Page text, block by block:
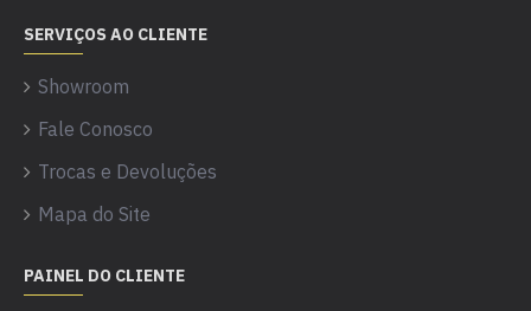
SERVIÇOS AO CLIENTE
Showroom
Fale Conosco
Trocas e Devoluções
Mapa do Site
PAINEL DO CLIENTE